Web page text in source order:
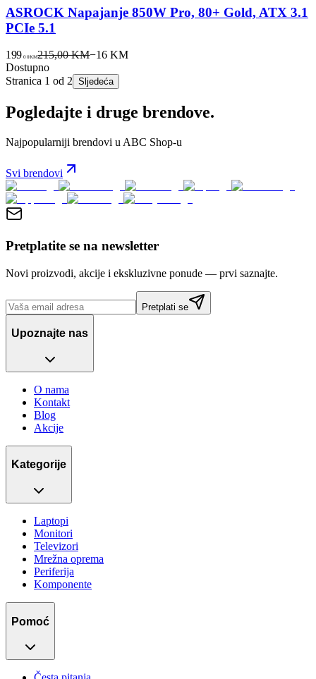
ASROCK Napajanje 850W Pro, 80+ Gold, ATX 3.1
PCIe 5.1
199 00KM215,00 KM−16 KM
Dostupno
Stranica 1 od 2 Sljedeća
Pogledajte i druge brendove.
Najpopularniji brendovi u ABC Shop-u
Svi brendovi
Pretplatite se na newsletter
Novi proizvodi, akcije i ekskluzivne ponude — prvi saznajte.
Pretplati se
Upoznajte nas
O nama
Kontakt
Blog
Akcije
Kategorije
Laptopi
Monitori
Televizori
Mrežna oprema
Periferija
Komponente
Pomoć